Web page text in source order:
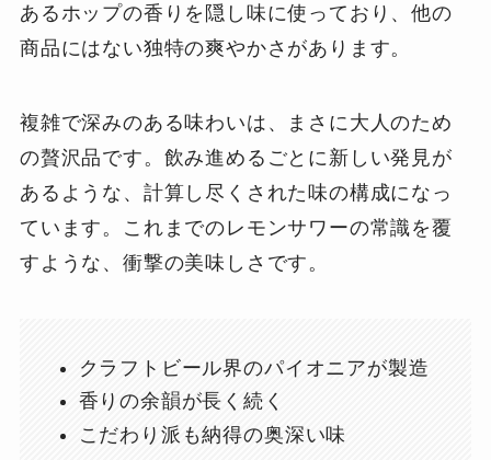
あるホップの香りを隠し味に使っており、他の
商品にはない独特の爽やかさがあります。
複雑で深みのある味わいは、まさに大人のため
の贅沢品です。飲み進めるごとに新しい発見が
あるような、計算し尽くされた味の構成になっ
ています。これまでのレモンサワーの常識を覆
すような、衝撃の美味しさです。
クラフトビール界のパイオニアが製造
香りの余韻が長く続く
こだわり派も納得の奥深い味